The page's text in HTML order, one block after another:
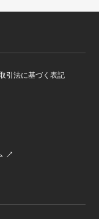
引法に基づく表記